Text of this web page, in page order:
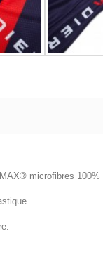
microfibres